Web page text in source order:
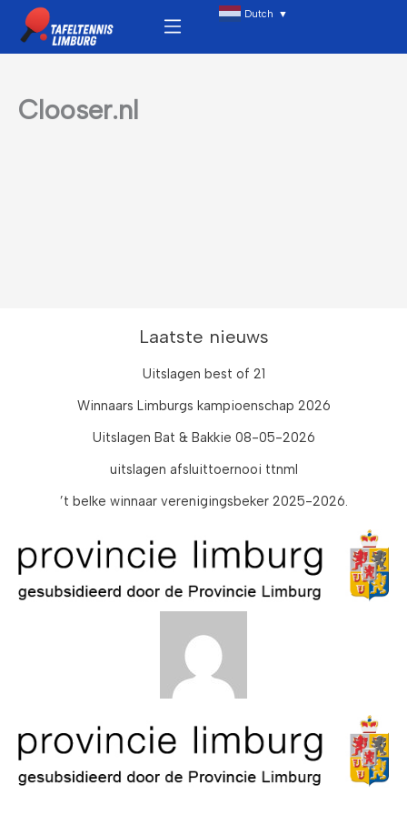
naar
de
Menu Dutch ▼
Clooser.nl
Laatste nieuws
Uitslagen best of 21
Winnaars Limburgs kampioenschap 2026
Uitslagen Bat & Bakkie 08-05-2026
uitslagen afsluittoernooi ttnml
’t belke winnaar verenigingsbeker 2025-2026.